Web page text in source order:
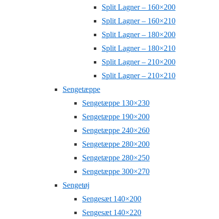
Split Lagner – 160×200
Split Lagner – 160×210
Split Lagner – 180×200
Split Lagner – 180×210
Split Lagner – 210×200
Split Lagner – 210×210
Sengetæppe
Sengetæppe 130×230
Sengetæppe 190×200
Sengetæppe 240×260
Sengetæppe 280×200
Sengetæppe 280×250
Sengetæppe 300×270
Sengetøj
Sengesæt 140×200
Sengesæt 140×220